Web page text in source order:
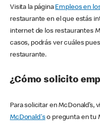
Visita la página Empleos en
restaurante en el que estás
internet de los restaurantes
casos, podrás ver cuáles
restaurante.
¿Cómo solicito
Para solicitar en McDonald’s,
McDonald'so pregunta en tu